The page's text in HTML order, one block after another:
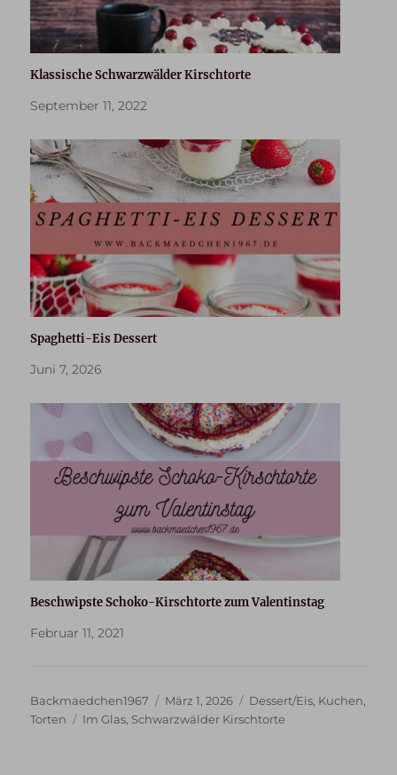
Klassische Schwarzwälder Kirschtorte
September 11, 2022
Spaghetti-Eis Dessert
Juni 7, 2026
Beschwipste Schoko-Kirschtorte zum Valentinstag
Februar 11, 2021
Autor
Backmaedchen1967
Veröffentlicht
am
März 1, 2026 Kategorien
Dessert/Eis, Kuchen,
Torten
Schlagwörter
Im Glas, Schwarzwälder Kirschtorte